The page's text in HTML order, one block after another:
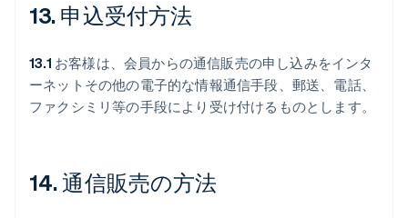
13. 申込受付方法
13.1 お客様は、会員からの通信販売の申し込みをインタ
ーネットその他の電子的な情報通信手段、郵送、電話、
ファクシミリ等の手段により受け付けるものとします。
14. 通信販売の方法